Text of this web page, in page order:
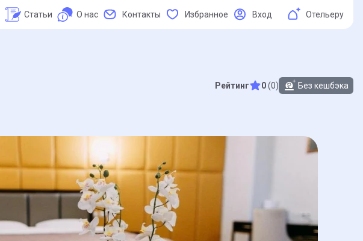
Статьи О нас Контакты Избранное Вход Отельеру
Рейтинг 0(0) Без кешбэка